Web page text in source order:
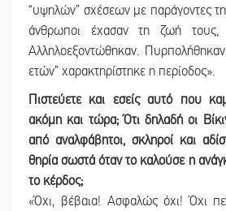
“υψηλών” σχέσεων με παράγοντες
άνθρωποι έχασαν τη ζωή τους,
Αλληλοεξοντώθηκαν.
ετών” χαρακτηρίστηκε η περίοδος».
Πιστεύετε και εσείς αυτό που
ακόμη και τώρα; Ότι δηλαδή οι
από αναλφάβητοι, σκληροί και
θηρία σωστά όταν το καλούσε η
το κέρδος;
«Όχι, βέβαια! Ασφαλώς όχι! Όχι